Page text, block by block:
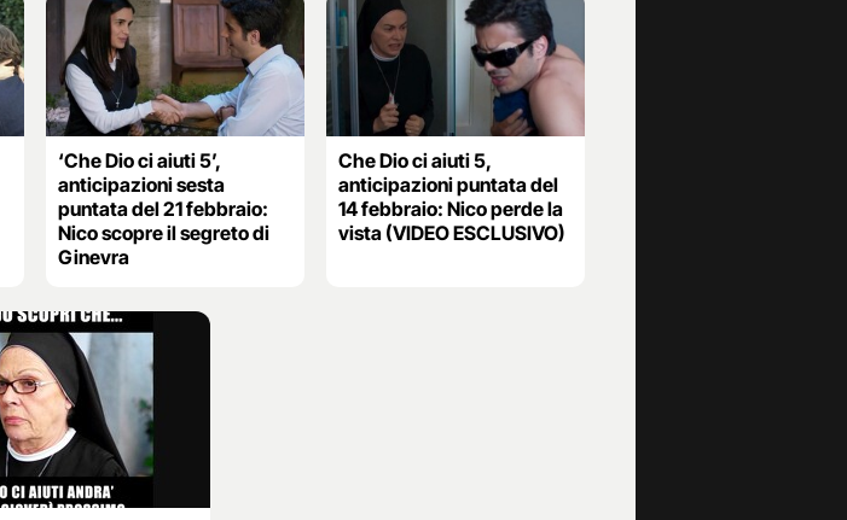
‘Che Dio ci aiuti 5’,
anticipazioni sesta
puntata del 21 febbraio:
Nico scopre il segreto di
Ginevra
Che Dio ci aiuti 5,
anticipazioni puntata del
14 febbraio: Nico perde la
vista (VIDEO ESCLUSIVO)